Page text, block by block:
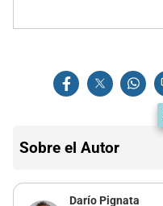
Sobre el Autor
Darío Pignata